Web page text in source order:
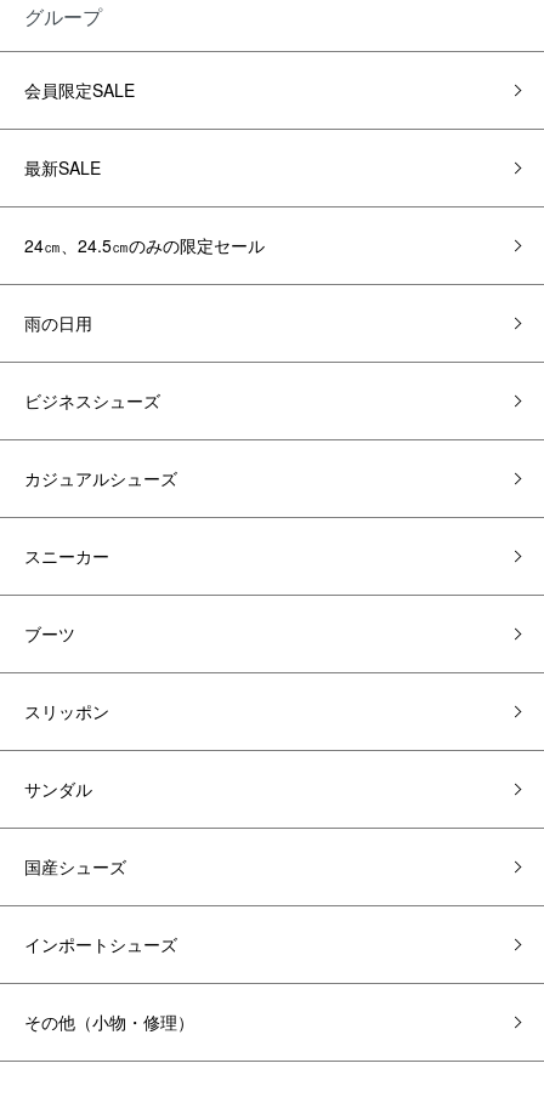
グループ
会員限定SALE
最新SALE
24㎝、24.5㎝のみの限定セール
雨の日用
ビジネスシューズ
カジュアルシューズ
スニーカー
ブーツ
スリッポン
サンダル
国産シューズ
インポートシューズ
その他（小物・修理）